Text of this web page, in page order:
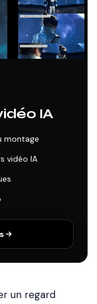
IA
montage
vidéo IA
un regard